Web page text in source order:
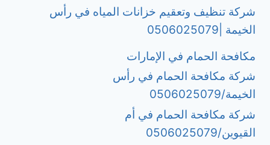
شركة تنظيف وتعقيم خزانات المياه في رأس
الخيمة |0506025079
مكافحة الحمام في الإمارات
شركة مكافحة الحمام في رأس
الخيمة/0506025079
شركة مكافحة الحمام في أم
القيوين/0506025079